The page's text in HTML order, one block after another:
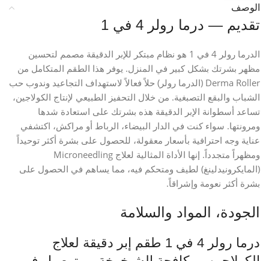
الوصف
تقديم — درما رولر 4 في 1
الدرما رولر 4 في 1 هو نظام مبتكر للإبر الدقيقة مصمم لتحسين
مظهر بشرتك بشكل كبير في المنزل. يوفر هذا الطقم المتكامل من
Derma Roller (الدرما رولر) حلاً فعالاً لاستهداف التجاعيد وندوب حب
الشباب والبقع التصبغية. من خلال التحفيز الطبيعي لإنتاج الكولاجين،
تساعد أسطوانة الإبر الدقيقة هذه بشرتك على استعادة شدها
ومرونتها. سواء كنت في الدار البيضاء، الرباط أو مراكش، اكتشفي
عناية وجه احترافية بأسعار معقولة، للحصول على بشرة أكثر توحيداً
ومظهراً متجدداً. إنها الأداة المثالية لعلاج Microneedling
(المايكرونيدلينغ) لطيف ومتحكم فيه، مما يساهم في الحصول على
بشرة أكثر نعومة وإشراقاً.
الجودة، المواد والسلامة
درما رولر 4 في 1 طقم إبر دقيقة لعلاج